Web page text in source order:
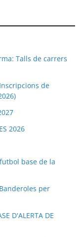
Talls de carrers
de
2026
base de la
per
D'ALERTA DE